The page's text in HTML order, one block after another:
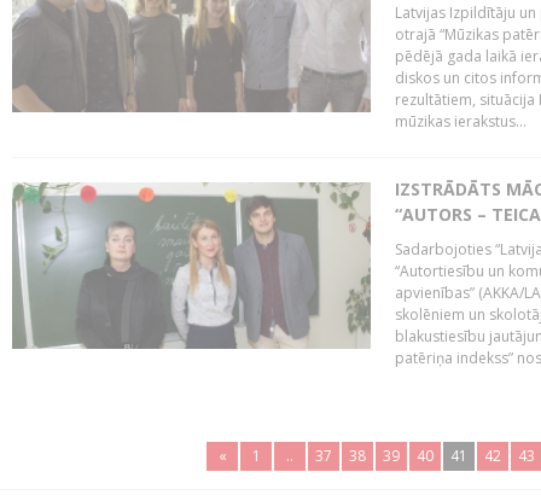
Latvijas Izpildītāju
otrajā “Mūzikas
pēdējā gada laikā
diskos un citos
rezultātiem, situācija
mūzikas ierakstus...
IZSTRĀDĀTS
“AUTORS –
Sadarbojoties
“Autortiesību un
apvienības” (AKKA/
skolēniem un
blakustiesību
patēriņa indekss”
« 1 .. 37 38 39 40 41 42 43